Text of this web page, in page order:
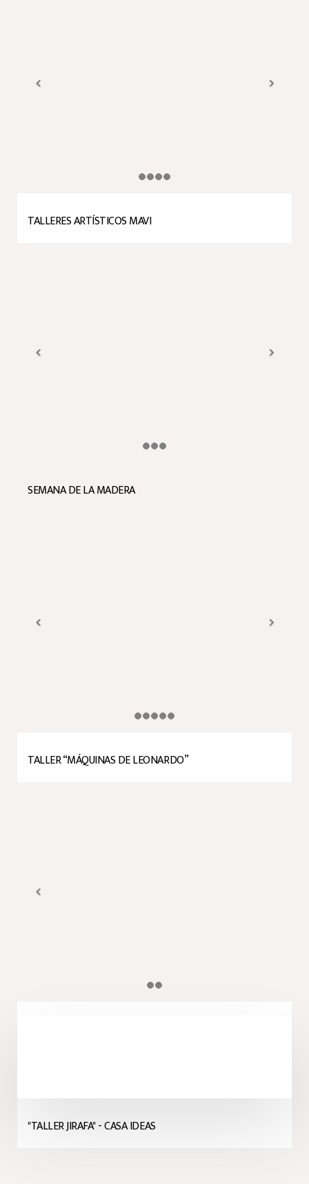
TALLERES ARTÍSTICOS MAVI
SEMANA DE LA MADERA
TALLER “MÁQUINAS DE LEONARDO”
"TALLER JIRAFA" - CASA IDEAS